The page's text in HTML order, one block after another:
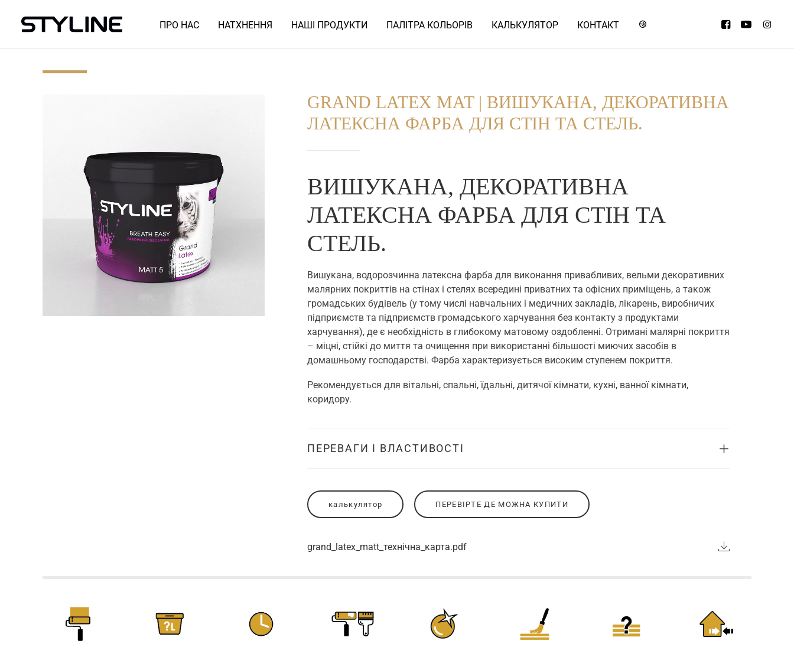
ПРО НАС НАТХНЕННЯ НАШІ ПРОДУКТИ ПАЛІТРА КОЛЬОРІВ КАЛЬКУЛЯТОР КОНТАКТ
GRAND LATEX MAT | ВИШУКАНА, ДЕКОРАТИВНА
ЛАТЕКСНА ФАРБА ДЛЯ СТІН ТА СТЕЛЬ.
ВИШУКАНА, ДЕКОРАТИВНА
ЛАТЕКСНА ФАРБА ДЛЯ СТІН ТА
СТЕЛЬ.
Вишукана, водорозчинна латексна фарба для виконання привабливих, вельми декоративних
малярних покриттів на стінах і стелях всередині приватних та офісних приміщень, а також
громадських будівель (у тому числі навчальних і медичних закладів, лікарень, виробничих
підприємств та підприємств громадського харчування без контакту з продуктами
харчування), де є необхідність в глибокому матовому оздобленні. Отримані малярні покриття
– міцні, стійкі до миття та очищення при використанні більшості миючих засобів в
домашньому господарстві. Фарба характеризується високим ступенем покриття.
Рекомендується для вітальні, спальні, їдальні, дитячої кімнати, кухні, ванної кімнати,
коридору.
ПЕРЕВАГИ І ВЛАСТИВОСТІ
калькулятор ПЕРЕВІРТЕ ДЕ МОЖНА КУПИТИ
grand_latex_matt_технічна_карта.pdf